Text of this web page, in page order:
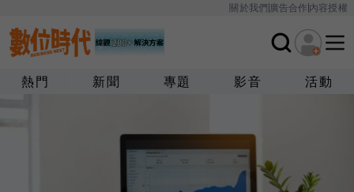
關於我們廣告合作內容授權
熱門 新聞 專題 影音 活動